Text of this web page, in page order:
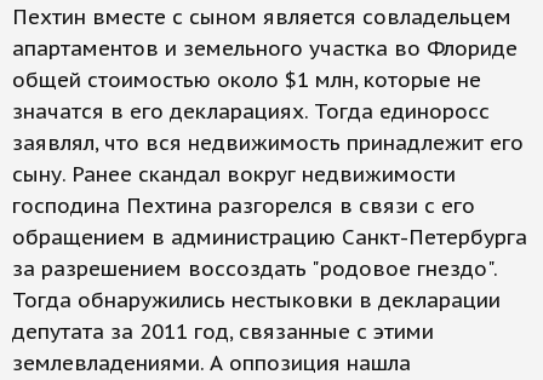
Пехтин вместе с сыном является совладельцем
апартаментов и земельного участка во Флориде
общей стоимостью около $1 млн, которые не
значатся в его декларациях. Тогда единоросс
заявлял, что вся недвижимость принадлежит его
сыну. Ранее скандал вокруг недвижимости
господина Пехтина разгорелся в связи с его
обращением в администрацию Санкт-Петербурга
за разрешением воссоздать "родовое гнездо".
Тогда обнаружились нестыковки в декларации
депутата за 2011 год, связанные с этими
землевладениями. А оппозиция нашла